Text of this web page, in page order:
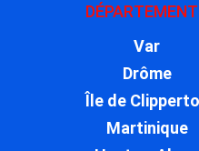
Var
Drôme
Île de
Martinique